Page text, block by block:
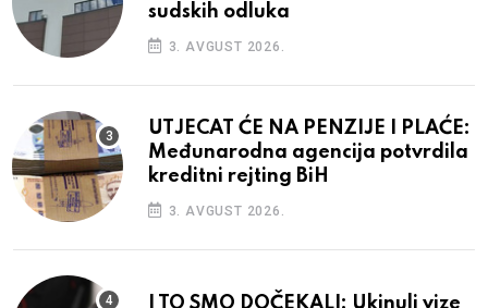
sudskih odluka
3. AVGUST 2026.
UTJECAT ĆE NA PENZIJE I PLAĆE:
Međunarodna agencija potvrdila
kreditni rejting BiH
3. AVGUST 2026.
I TO SMO DOČEKALI: Ukinuli vize